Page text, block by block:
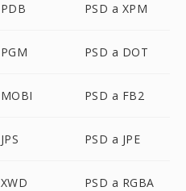
PSD a XPM
PSD a DOT
PSD a FB2
PSD a JPE
PSD a RGBA